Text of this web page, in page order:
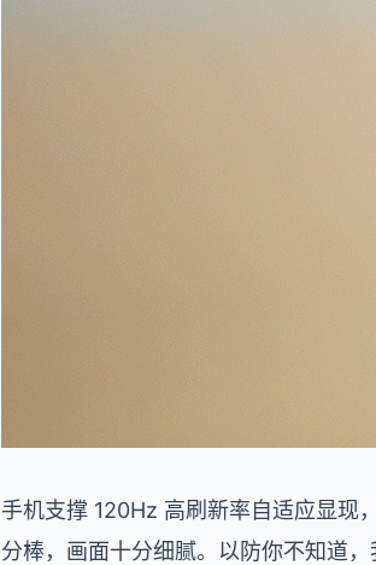
手机支撑 120Hz 高刷新率自适应显现
分棒，画面十分细腻。以防你不知道